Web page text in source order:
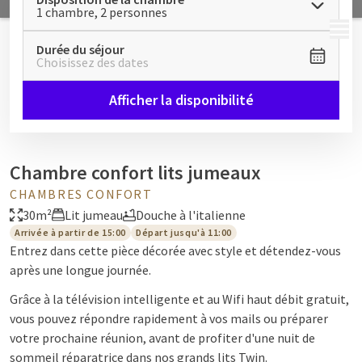
MENU
1 chambre, 2 personnes
Durée du séjour
Choisissez des dates
Afficher la disponibilité
Chambre confort lits jumeaux
CHAMBRES CONFORT
30m²
Lit jumeau Douche à l'italienne
Arrivée à partir de 15:00 Départ jusqu'à 11:00
Entrez dans cette pièce décorée avec style et détendez-vous
après une longue journée.
Grâce à la télévision intelligente et au Wifi haut débit gratuit,
vous pouvez répondre rapidement à vos mails ou préparer
votre prochaine réunion, avant de profiter d'une nuit de
sommeil réparatrice dans nos grands lits Twin.